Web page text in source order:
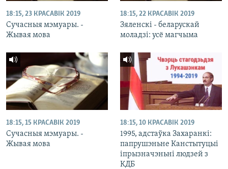
18:15, 23 КРАСАВІК 2019
Сучасныя мэмуары. -
Жывая мова
18:15, 22 КРАСАВІК 2019
Зяленскі - беларускай
моладзі: усё магчыма
18:15, 15 КРАСАВІК 2019
Сучасныя мэмуары. -
Жывая мова
18:15, 10 КРАСАВІК 2019
1995, адстаўка Захаранкі:
папрушэньне Канстытуцыі
іпрызначэньні людзей з
КДБ